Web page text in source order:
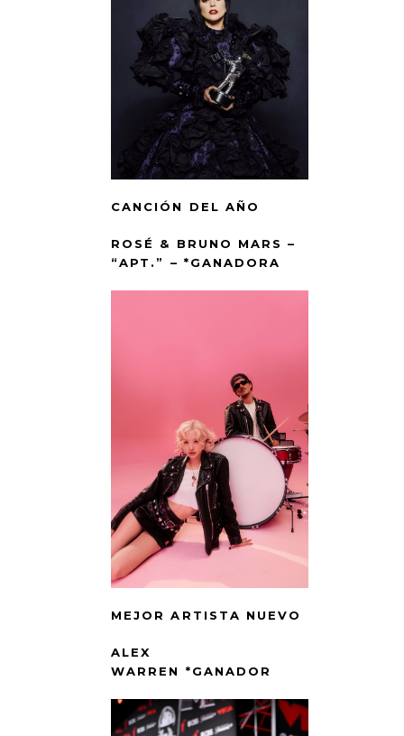
CANCIÓN DEL AÑO
ROSÉ & BRUNO MARS –
“APT.” – *GANADORA
MEJOR ARTISTA NUEVO
ALEX
WARREN *GANADOR